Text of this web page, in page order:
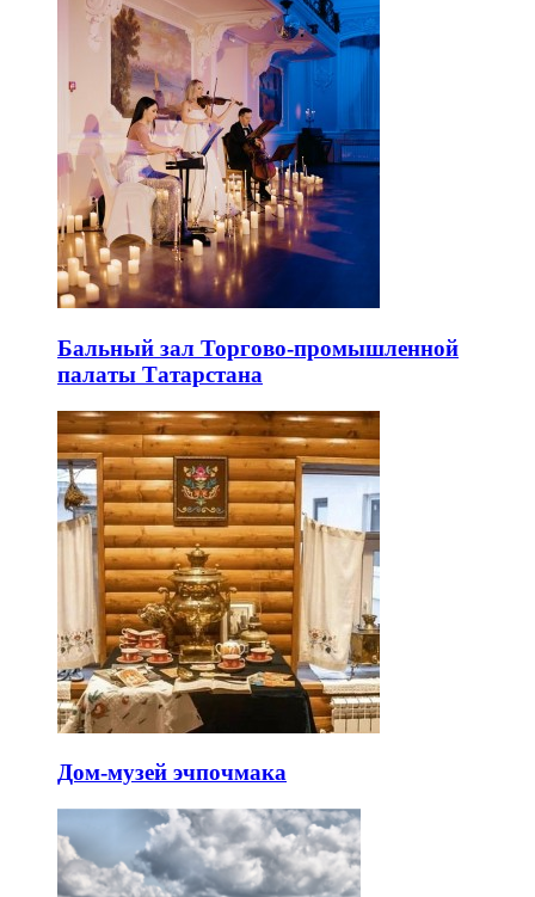
Бальный зал Торгово-промышленной
палаты Татарстана
Дом-музей эчпочмака